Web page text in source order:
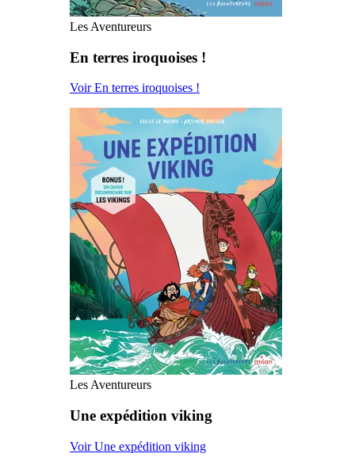
Les Aventureurs
En terres iroquoises !
Voir En terres iroquoises !
Les Aventureurs
Une expédition viking
Voir Une expédition viking